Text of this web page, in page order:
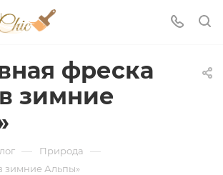
фреска
зимние
— Природа —
зимние Альпы»